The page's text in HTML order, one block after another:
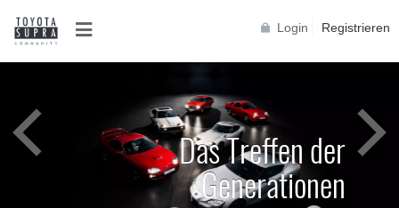
Login Registrieren
Das Treffen der
Generationen